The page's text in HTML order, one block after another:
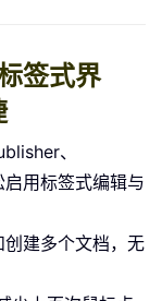
签式界
、
用标签式编辑与
建多个文档，无